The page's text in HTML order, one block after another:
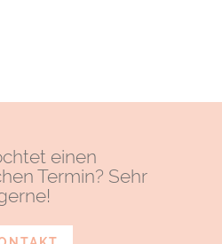
einen
Termin? Sehr